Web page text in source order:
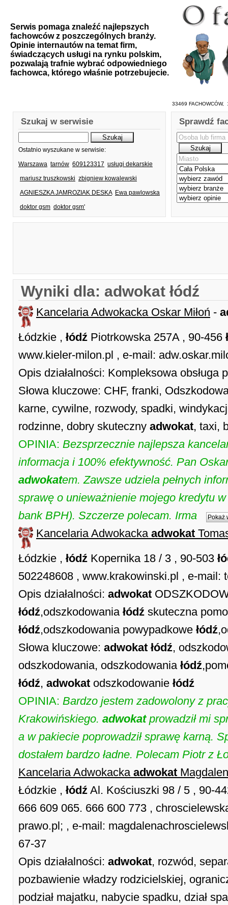
Serwis pomaga znaleźć najlepszych
fachowców z poszczególnych branży.
Opinie internautów na temat firm,
świadczących usługi na rynku polskim,
pozwalają trafnie wybrać odpowiedniego
fachowca, którego właśnie potrzebujecie.
33469
Szukaj w serwisie
Ostatnio wyszukane w serwisie:
Warszawa tarnów 609123317 usługi dekarskie
mariusz truszkowski zbigniew kowalewski
AGNIESZKA JAMROZIAK DESKA Ewa pawlowska
doktor gsm doktor gsm'
Sprawdź
Wyniki dla: adwokat łódź
Kancelaria Adwokacka Oskar Miłoń -
Łódzkie , łódź Piotrkowska 257A , 90-456
www.kieler-milon.pl , e-mail:
Opis działalności: Kompleksowa obsługa
Słowa kluczowe: CHF, franki,
karne, cywilne, rozwody, spadki,
rodzinne, dobry skuteczny adwokat, taxi,
OPINIA: Bezsprzecznie najlepsza
informacja i 100% efektywność. Pan
adwokatem. Zawsze udziela pełnych
sprawę o unieważnienie mojego kredytu
bank BPH). Szczerze polecam. Irma
Pokaż
Kancelaria Adwokacka adwokat
Łódzkie , łódź Kopernika 18 / 3 , 90-503
502248608 , www.krakowinski.pl , e-mail:
Opis działalności: adwokat
łódź,odszkodowania łódź skuteczna
łódź,odszkodowania powypadkowe łódź
Słowa kluczowe: adwokat łódź,
odszkodowania, odszkodowania łódź
łódź, adwokat odszkodowanie łódź
OPINIA: Bardzo jestem zadowolony z
Krakowińskiego. adwokatprowadził mi
a w pakiecie poprowadził sprawę karną.
dostałem bardzo ładne. Polecam Piotr z
Kancelaria Adwokacka adwokat
Łódzkie , łódź Al. Kościuszki 98 / 5 , 90-
666 609 065. 666 600 773 ,
prawo.pl; , e-mail:
67-37
Opis działalności: adwokat, rozwód,
pozbawienie władzy rodzicielskiej,
podział majatku, nabycie spadku, dział